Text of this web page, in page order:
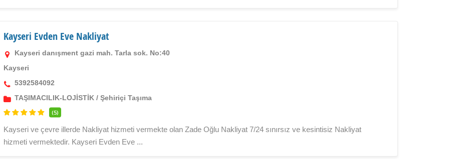
Kayseri Evden Eve Nakliyat
Kayseri danışment gazi mah. Tarla sok. No:40
Kayseri
5392584092
TAŞIMACILIK-LOJİSTİK /Şehiriçi Taşıma
(5)
Kayseri ve çevre illerde Nakliyat hizmeti vermekte olan Zade Oğlu Nakliyat 7/24 sınırsız ve kesintisiz Nakliyat
hizmeti vermektedir. Kayseri Evden Eve ...